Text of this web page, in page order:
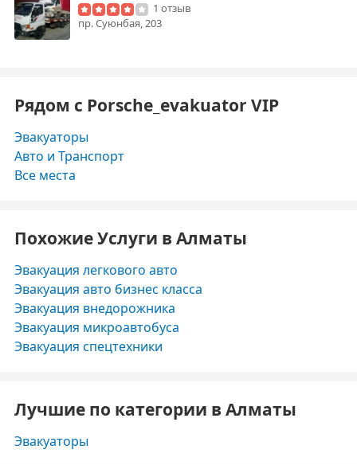
1 отзыв
​пр. Суюнбая, 203
Рядом с Porsche_evakuator VIP
Эвакуаторы
Авто и Транспорт
Все места
Похожие Услуги в Алматы
Эвакуация легкового авто
Эвакуация авто бизнес класса
Эвакуация внедорожника
Эвакуация микроавтобуса
Эвакуация спецтехники
Лучшие по категории в Алматы
Эвакуаторы